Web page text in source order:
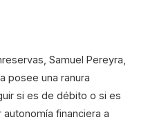
Samuel Pereyra,
posee una ranura
si es de débito o si es
financiera a